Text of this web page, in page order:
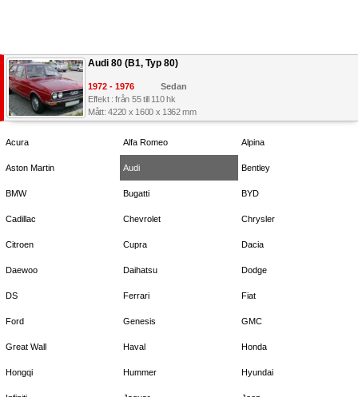
Audi 80 (B1, Typ 80)
1972 - 1976
Sedan
Effekt : från 55 till 110 hk
Mått: 4220 x 1600 x 1362 mm
Acura Alfa Romeo Alpina
Aston Martin Audi Bentley
BMW Bugatti BYD
Cadillac Chevrolet Chrysler
Citroen Cupra Dacia
Daewoo Daihatsu Dodge
DS Ferrari Fiat
Ford Genesis GMC
Great Wall Haval Honda
Hongqi Hummer Hyundai